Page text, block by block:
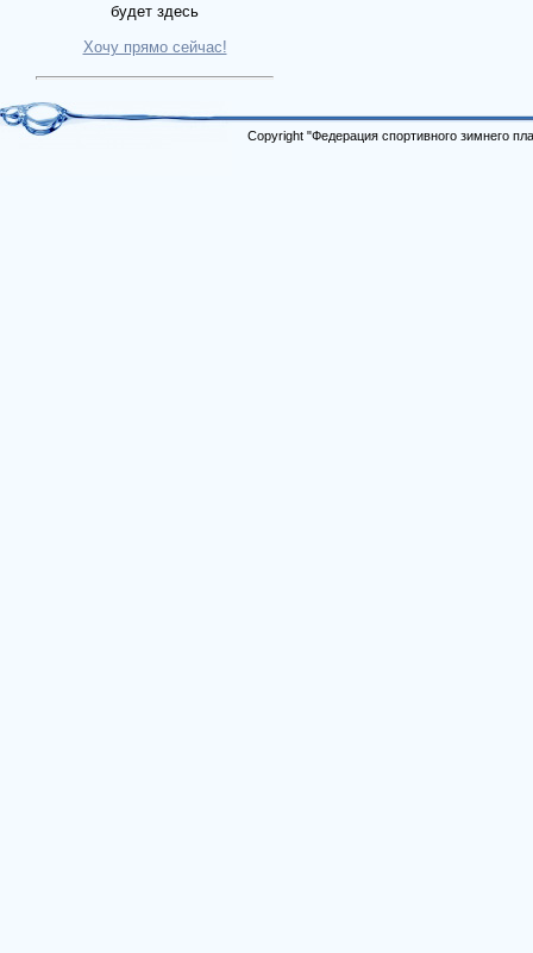
будет здесь
Хочу прямо сейчас!
Copyright "Федерация спортивного зимнего